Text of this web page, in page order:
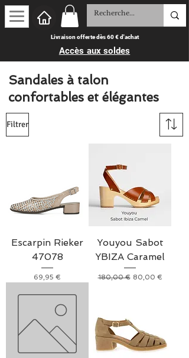
Livraison offerte dès 60 € d'achat
Accès aux soldes
Sandales à talon
confortables et élégantes
Filtrer
Escarpin Rieker
47078
Prix
69,95 €
Youyou Sabot
YBIZA Caramel
Prix original
180,00 € Prix promotionnel
80,00 €